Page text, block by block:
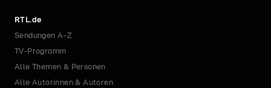
RTL.de
Sendungen A-Z
TV-Programm
Alle Themen & Personen
Alle Autorinnen & Autoren